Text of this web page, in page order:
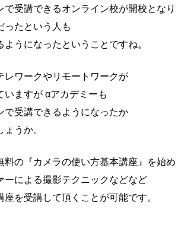
で受講できるオンライン校が開校となり
ったという人も
うになったということですね。
レワークやリモートワークが
いますが αアカデミーも
で受講できるようになったか
うか。
料の『カメラの使い方基本講座』を始め
ーによる撮影テクニックなどなど
を受講して頂くことが可能です。